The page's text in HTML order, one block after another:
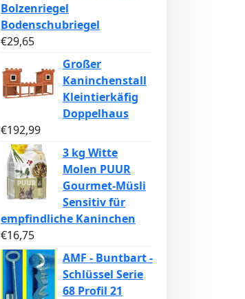
Bolzenriegel
Bodenschubriegel
€29,65
Großer
Kaninchenstall
Kleintierkäfig
Doppelhaus
€192,99
3 kg Witte
Molen PUUR
Gourmet-Müsli
Sensitiv für
empfindliche Kaninchen
€16,75
AMF - Buntbart -
Schlüssel Serie
68 Profil 21